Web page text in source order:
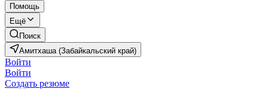
Помощь
Ещё
Поиск
Амитхаша (Забайкальский край)
Войти
Войти
Создать резюме